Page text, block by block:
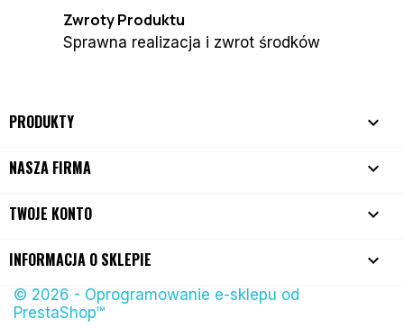
Zwroty Produktu
Sprawna realizacja i zwrot środków
PRODUKTY 
NASZA FIRMA 
TWOJE KONTO 
INFORMACJA O SKLEPIE keyboard_arrow_down
© 2026 - Oprogramowanie e-sklepu od
PrestaShop™